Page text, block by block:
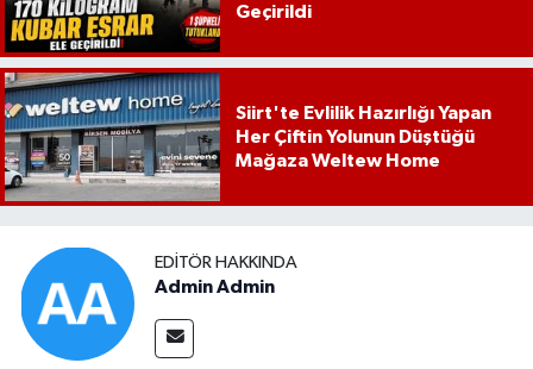
Geçirildi
Siirt'te Evlilik Hazırlığı Yapan
Her Çiftin Yolunun Düştüğü
Mağaza Weltew Home
EDITÖR HAKKINDA
Admin Admin